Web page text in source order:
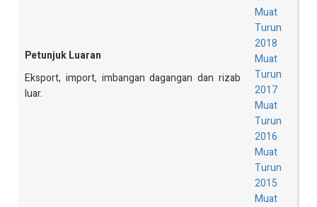
Petunjuk Luaran
Eksport, import, imbangan dagangan dan rizab
luar.
Muat
Turun
2018
Muat
Turun
2017
Muat
Turun
2016
Muat
Turun
2015
Muat